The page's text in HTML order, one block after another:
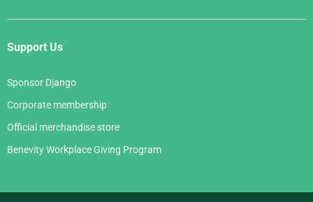
Support Us
Sponsor Django
Corporate membership
Official merchandise store
Benevity Workplace Giving Program